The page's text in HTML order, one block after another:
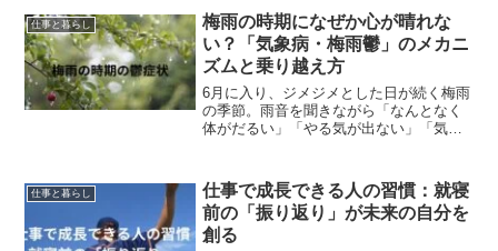
ば、資格と経験を持っていても新規に就
職活動をするのは大変かも...
仕事と暮らし
梅雨の時期になぜか心が晴れな
い？「気象病・梅雨鬱」のメカニ
ズムと乗り越え方
6月に入り、ジメジメとした日が続く梅雨
の季節。雨音を聞きながら「なんとなく
体がだるい」「やる気が出ない」「気分
性格のせいではありません。医学的にも
「気象病」や「梅雨鬱（...
仕事と暮らし
仕事で成長できる人の習慣：就寝
前の「振り返り」が未来の自分を
創る